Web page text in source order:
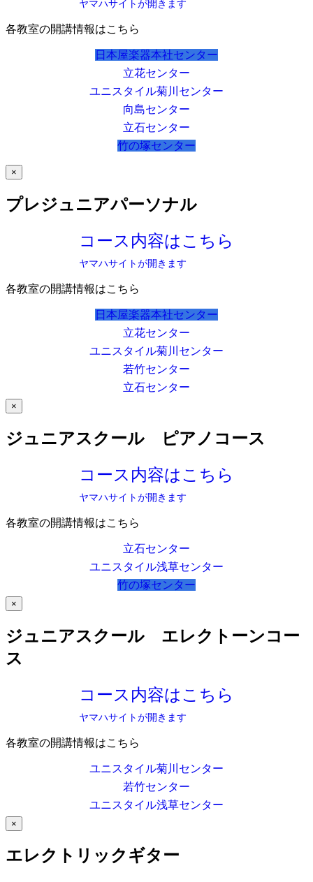
ヤマハサイトが開きます
各教室の開講情報はこちら
日本屋楽器本社センター
立花センター
ユニスタイル菊川センター
向島センター
立石センター
竹の塚センター
×
プレジュニアパーソナル
コース内容はこちら
ヤマハサイトが開きます
各教室の開講情報はこちら
日本屋楽器本社センター
立花センター
ユニスタイル菊川センター
若竹センター
立石センター
×
ジュニアスクール ピアノコース
コース内容はこちら
ヤマハサイトが開きます
各教室の開講情報はこちら
立石センター
ユニスタイル浅草センター
竹の塚センター
×
ジュニアスクール エレクトーンコー
ス
コース内容はこちら
ヤマハサイトが開きます
各教室の開講情報はこちら
ユニスタイル菊川センター
若竹センター
ユニスタイル浅草センター
×
エレクトリックギター